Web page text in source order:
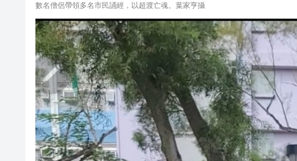
數名僧侶帶領多名市民誦經，以超渡亡魂。葉家亨攝